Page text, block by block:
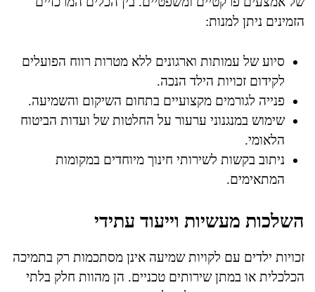
הזמינים ניתן למנות:
סיוע של עמותות וארגונים ללא מטרות רווח הפועלים
לקידום זכויות הילד הנכה.
פנייה לגורמים מקצועיים בתחום השיקום והשמיעה.
שימוש במנגנוני ערעור על החלטות של ועדות הביטוח
הלאומי.
ניתוב בקשות לשירותי חינוך מיוחדים במקומות
המתאימים.
השלכות מעשיות וייעוד עתידי
זכויות ילדים עם לקויות שמיעה אינן מסתכמות רק בתמיכה
הכלכלית או במתן שירותים טכניים. הן מהוות חלק בלתי